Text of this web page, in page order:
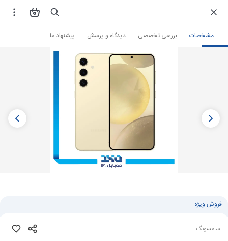
مشخصات بررسی تخصصی دیدگاه و پرسش پیشنهاد ما فروشگاه اینترنتی گوشی موبایل گوشی سامسونگ
فروش ویژه
سامسونگ